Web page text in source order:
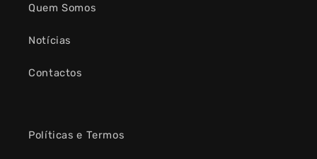
Quem Somos
Notícias
Contactos
Políticas e Termos